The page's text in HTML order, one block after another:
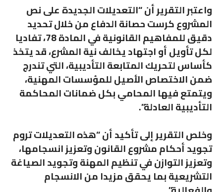
واعتبر التقرير أن “التعديلات الجديدة على نص
المشروع كرست حصانة الدفاع من خلال تحديد
دقيق للمفاهيم القانونية في المادة 78، تفاديا
لكل تأويل أو اجتهاد يخالف نية المشرع، قد يتخذ
كأساس لتحريك المتابعة التأديبية، التي تندرج
ضمن الاختصاص الأصيل للمؤسسات المهنية،
ويتمتع فيها المحامي بكل ضمانات المحاكمة
التأديبية العادلة”.
وخلص التقرير إلى تأكيد أن “هذه التعديلات تروم
تجويد أحكام مشروع القانون وتعزيز انسجامها،
وتعزيز التوازن في تنظيم المهنة وتجويد الصياغة
التشريعية بما يحقق مزيدا من الانسجام